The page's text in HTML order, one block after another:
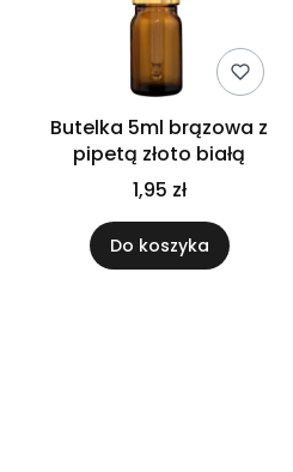
Butelka 5ml brązowa z
pipetą złoto białą
1,95 zł
Do koszyka